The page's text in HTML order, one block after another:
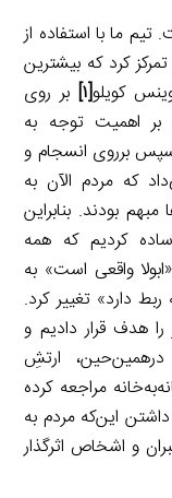
ما با استفاده از
کرد که بیشتر‌ین
کویلو[۱]
بر روی
[۲]. کویلو بر اهمیت توجه به
برروی انسجام و
که مردم الآن به
بودند. بنابراین
ساده کردیم که همه
واقعی است» به
دارد» تغییر کرد.
هدف قرار دادیم و
ارتشِ
مراجعه کرده
این‌که مردم به
و اشخاص اثرگذار